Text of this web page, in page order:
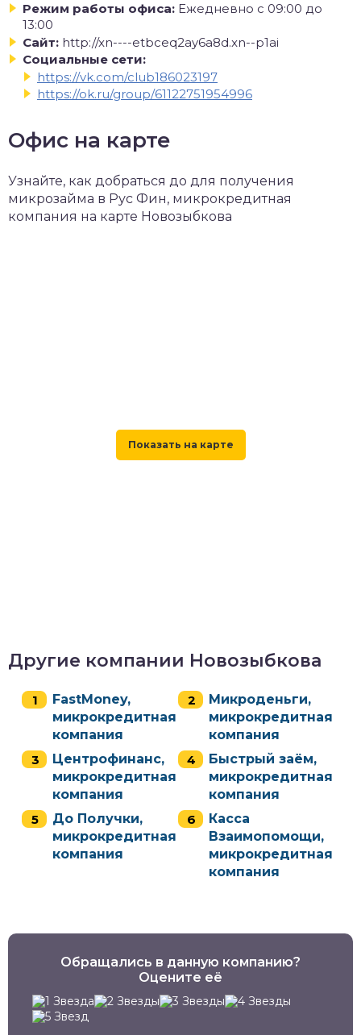
Режим работы офиса: Ежедневно с 09:00 до
13:00
Сайт: http://xn----etbceq2ay6a8d.xn--p1ai
Социальные сети:
https://vk.com/club186023197
https://ok.ru/group/61122751954996
Офис на карте
Узнайте, как добраться до для получения
микрозайма в Рус Фин, микрокредитная
компания на карте Новозыбкова
Другие компании Новозыбкова
FastMoney,
микрокредитная
компания
Микроденьги,
микрокредитная
компания
Центрофинанс,
микрокредитная
компания
Быстрый заём,
микрокредитная
компания
До Получки,
микрокредитная
компания
Касса
Взаимопомощи,
микрокредитная
компания
Обращались в данную компанию?
Оцените её